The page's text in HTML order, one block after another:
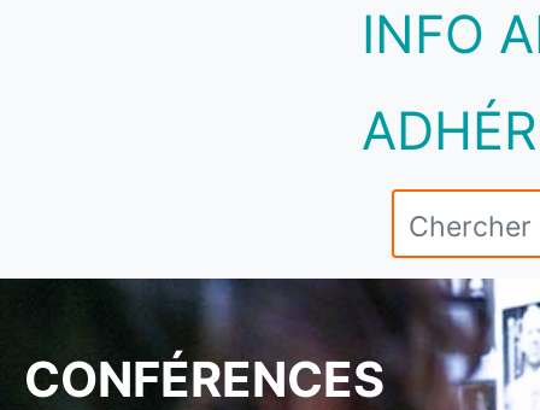
INFO
CONFÉRENCES